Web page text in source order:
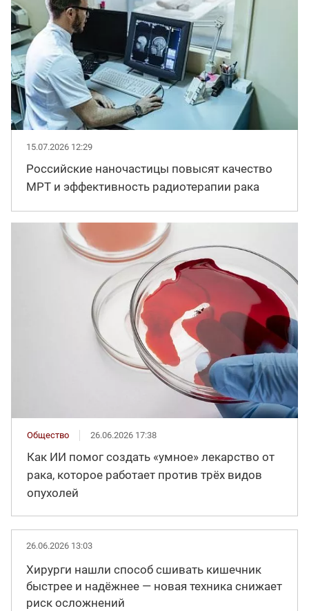
15.07.2026 12:29
Российские наночастицы повысят качество
МРТ и эффективность радиотерапии рака
Общество 26.06.2026 17:38
Как ИИ помог создать «умное» лекарство от
рака, которое работает против трёх видов
опухолей
26.06.2026 13:03
Хирурги нашли способ сшивать кишечник
быстрее и надёжнее — новая техника снижает
риск осложнений